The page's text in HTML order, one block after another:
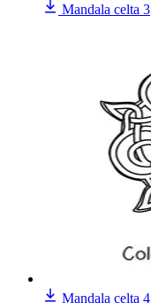
Mandala celta 3
Mandala celta 4